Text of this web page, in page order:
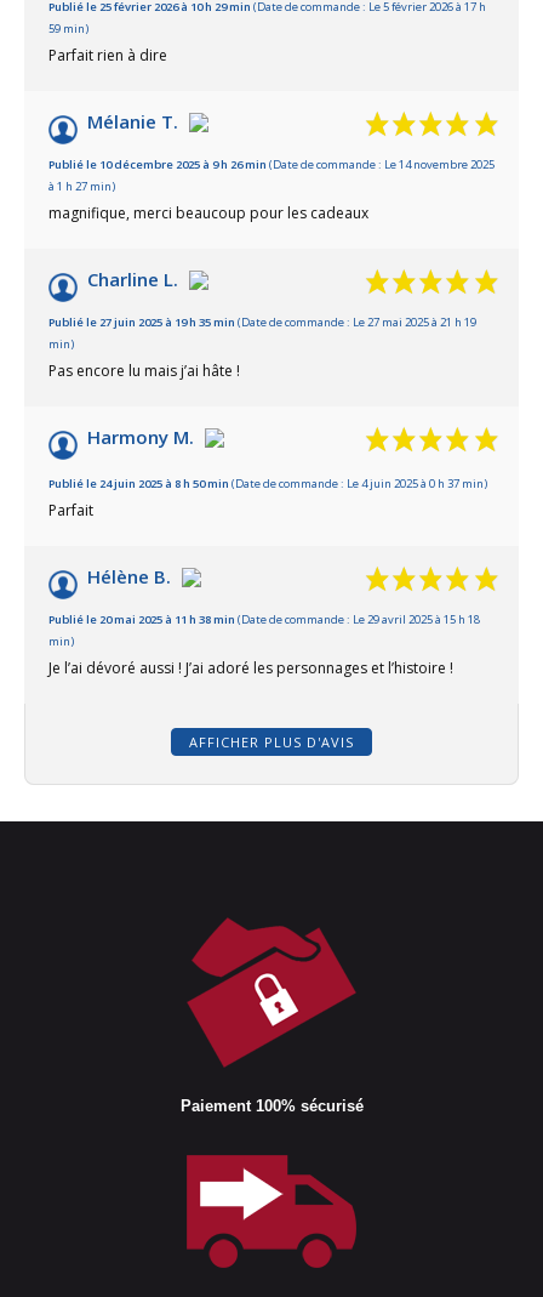
Publié le 25 février 2026 à 10 h 29 min (Date de commande : Le 5 février 2026 à 17 h
59 min)
Parfait rien à dire
Mélanie T.
Publié le 10 décembre 2025 à 9 h 26 min (Date de commande : Le 14 novembre 2025
à 1 h 27 min)
magnifique, merci beaucoup pour les cadeaux
Charline L.
Publié le 27 juin 2025 à 19 h 35 min (Date de commande : Le 27 mai 2025 à 21 h 19
min)
Pas encore lu mais j’ai hâte !
Harmony M.
Publié le 24 juin 2025 à 8 h 50 min (Date de commande : Le 4 juin 2025 à 0 h 37 min)
Parfait
Hélène B.
Publié le 20 mai 2025 à 11 h 38 min (Date de commande : Le 29 avril 2025 à 15 h 18
min)
Je l’ai dévoré aussi ! J’ai adoré les personnages et l’histoire !
AFFICHER PLUS D'AVIS
Paiement 100% sécurisé